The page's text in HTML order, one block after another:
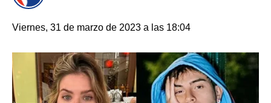
Viernes, 31 de marzo de 2023 a las 18:04